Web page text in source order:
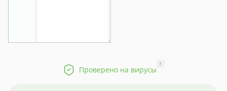
Проверено на вирусы
?